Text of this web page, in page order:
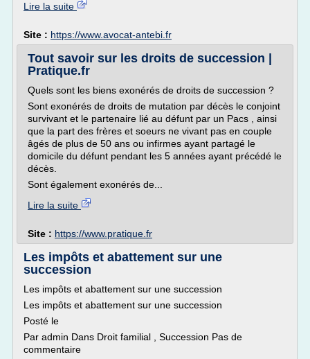
Lire la suite
Site : https://www.avocat-antebi.fr
Tout savoir sur les droits de succession |
Pratique.fr
Quels sont les biens exonérés de droits de succession ?
Sont exonérés de droits de mutation par décès le conjoint
survivant et le partenaire lié au défunt par un Pacs , ainsi
que la part des frères et soeurs ne vivant pas en couple
âgés de plus de 50 ans ou infirmes ayant partagé le
domicile du défunt pendant les 5 années ayant précédé le
décès.
Sont également exonérés de...
Lire la suite
Site : https://www.pratique.fr
Les impôts et abattement sur une
succession
Les impôts et abattement sur une succession
Les impôts et abattement sur une succession
Posté le
Par admin Dans Droit familial , Succession Pas de
commentaire